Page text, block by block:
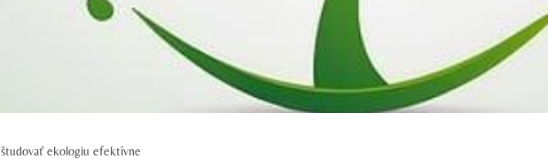
ekologiu efektívne